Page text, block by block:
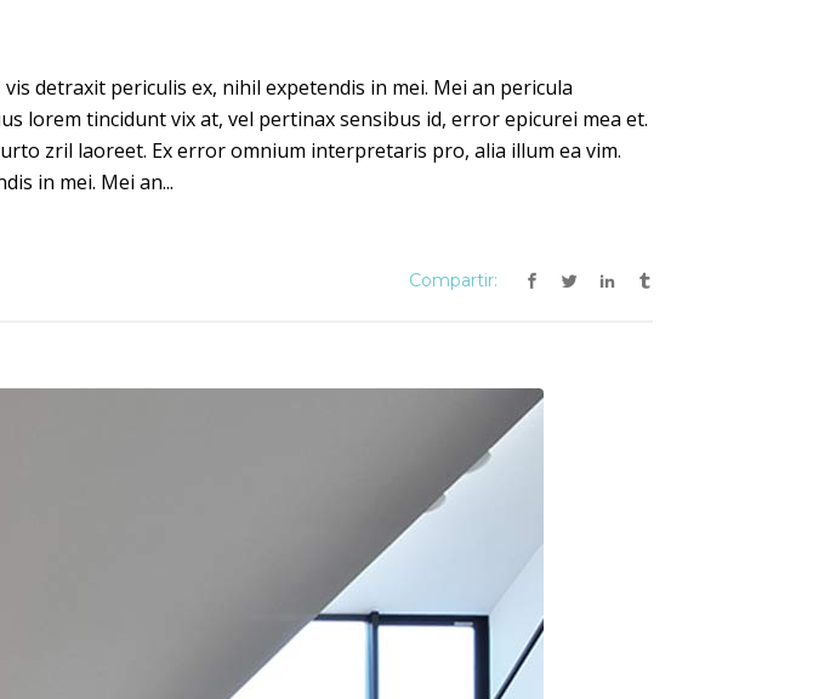
detraxit periculis ex, nihil expetendis in mei. Mei an pericula
lorem tincidunt vix at, vel pertinax sensibus id, error epicurei mea et.
zril laoreet. Ex error omnium interpretaris pro, alia illum ea vim.
in mei. Mei an...
Compartir: